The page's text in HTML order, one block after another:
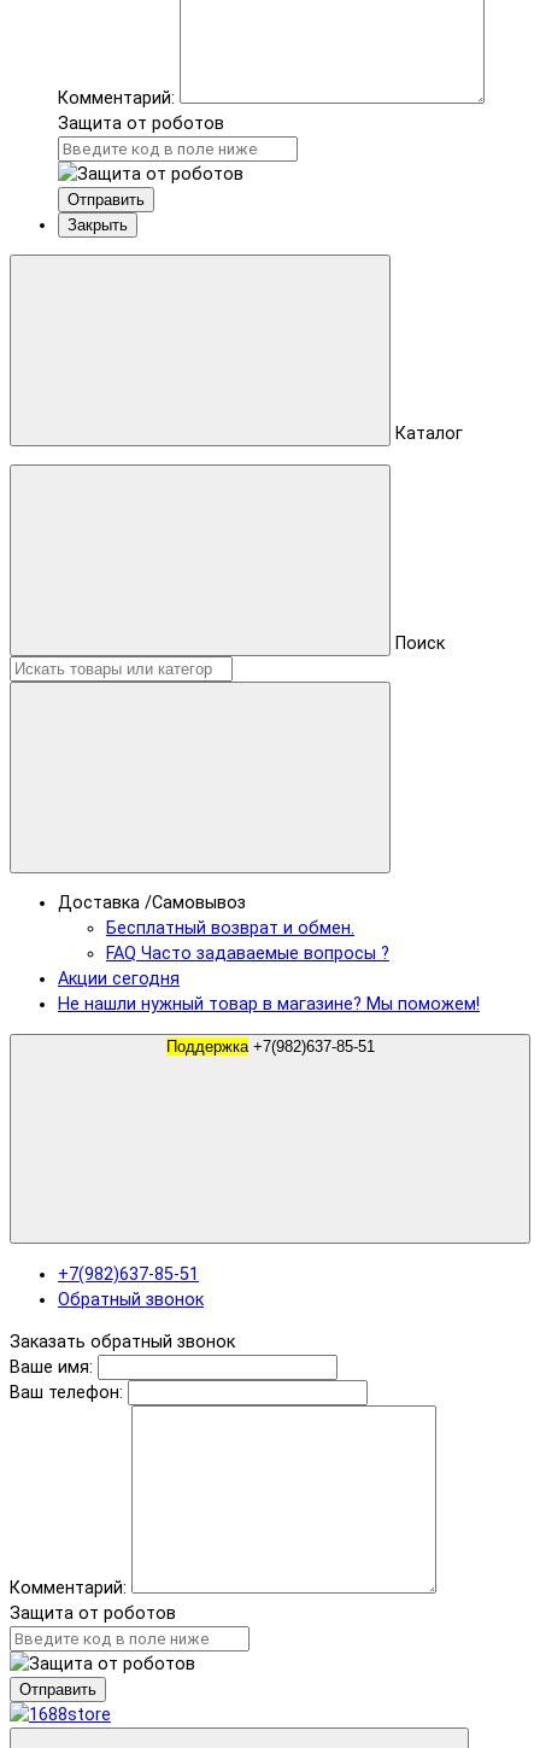
Комментарий:
Защита от роботов
Отправить
Закрыть
Каталог
Поиск
Доставка /Самовывоз
Бесплатный возврат и обмен.
FAQ Часто задаваемые вопросы ?
Акции сегодня
Не нашли нужный товар в магазине? Мы поможем!
Поддержка +7(982)637-85-51
+7(982)637-85-51
Обратный звонок
Заказать обратный звонок
Ваше имя:
Ваш телефон:
Комментарий:
Защита от роботов
Отправить